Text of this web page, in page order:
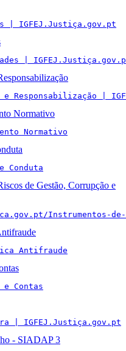
| IGFEJ.Justiça.gov.pt
|
e Responsabilização |
Normativo
Normativo
Conduta
de Gestão, Corrupção e
Instrumentos-de-
Antifraude
Contas
| IGFEJ.Justiça.gov.pt
- SIADAP 3